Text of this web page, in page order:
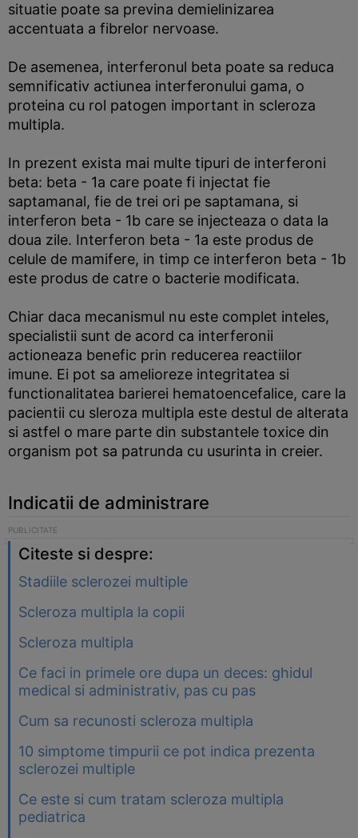
situatie poate sa previna demielinizarea
accentuata a fibrelor nervoase.
De asemenea, interferonul beta poate sa reduca
semnificativ actiunea interferonului gama, o
proteina cu rol patogen important in scleroza
multipla.
In prezent exista mai multe tipuri de interferoni
beta: beta - 1a care poate fi injectat fie
saptamanal, fie de trei ori pe saptamana, si
interferon beta - 1b care se injecteaza o data la
doua zile. Interferon beta - 1a este produs de
celule de mamifere, in timp ce interferon beta - 1b
este produs de catre o bacterie modificata.
Chiar daca mecanismul nu este complet inteles,
specialistii sunt de acord ca interferonii
actioneaza benefic prin reducerea reactiilor
imune. Ei pot sa amelioreze integritatea si
functionalitatea barierei hematoencefalice, care la
pacientii cu sleroza multipla este destul de alterata
si astfel o mare parte din substantele toxice din
organism pot sa patrunda cu usurinta in creier.
Indicatii de administrare
Citeste si despre:
Stadiile sclerozei multiple
Scleroza multipla la copii
Scleroza multipla
Ce faci in primele ore dupa un deces: ghidul
medical si administrativ, pas cu pas
Cum sa recunosti scleroza multipla
10 simptome timpurii ce pot indica prezenta
sclerozei multiple
Ce este si cum tratam scleroza multipla
pediatrica